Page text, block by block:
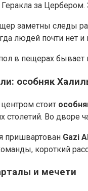
за Цербером.
заметны следы
людей почти нет и
в пещерах бывает
особняк
стоит
столетий. Во дворе
пришвартован Gazi
короткий
и мечети